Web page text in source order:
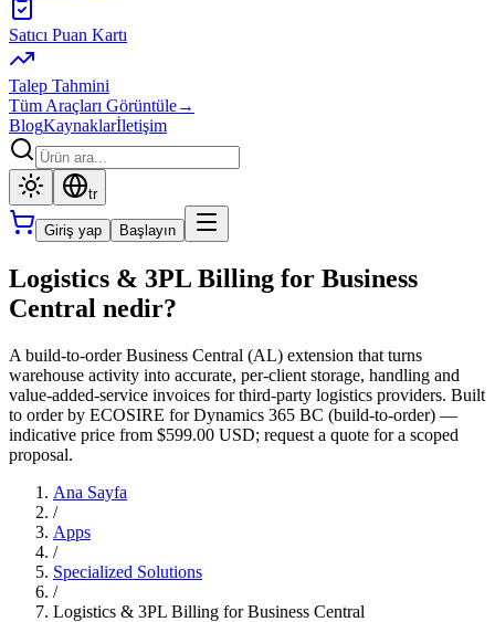
Satıcı Puan Kartı
Talep Tahmini
Tüm Araçları Görüntüle→
BlogKaynaklarİletişim
tr
Giriş yap Başlayın
Logistics & 3PL Billing for Business
Central nedir?
A build-to-order Business Central (AL) extension that turns
warehouse activity into accurate, per-client storage, handling and
value-added-service invoices for third-party logistics providers. Built
to order by ECOSIRE for Dynamics 365 BC (build-to-order) —
indicative price from $599.00 USD; request a quote for a scoped
proposal.
Ana Sayfa
/
Apps
/
Specialized Solutions
/
Logistics & 3PL Billing for Business Central